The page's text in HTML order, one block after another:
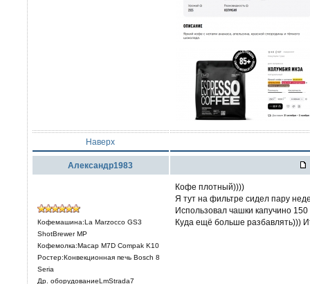
Наверх
Александр1983
Кофемашина:La Marzocco GS3
ShotBrewer MP
Кофемолка:Macap M7D Compak K10
Ростер:Конвекционная печь Bosch 8
Seria
Др. оборудованиеLmStrada7
Кофе плотный))))
Я тут на фильтре сидел пару
Использовал чашки капучино 150
Куда ещё больше разбавлять)))